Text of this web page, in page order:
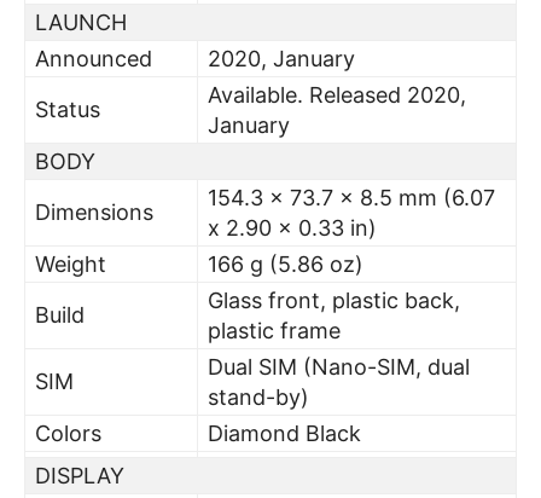
LAUNCH
Announced
2020, January
Status
Available. Released 2020,
January
BODY
Dimensions
154.3 x 73.7 x 8.5 mm (6.07
x 2.90 x 0.33 in)
Weight
166 g (5.86 oz)
Build
Glass front, plastic back,
plastic frame
SIM
Dual SIM (Nano-SIM, dual
stand-by)
Colors
Diamond Black
DISPLAY